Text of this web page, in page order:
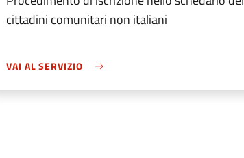
cittadini comunitari non italiani
VAI AL SERVIZIO